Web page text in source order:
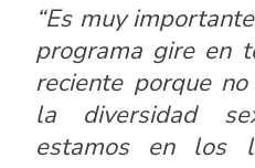
“Es muy
programa gire en
reciente porque
la diversidad
estamos en los